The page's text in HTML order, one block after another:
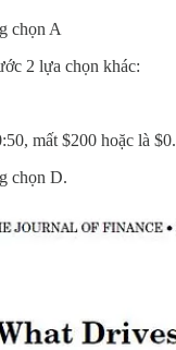
chọn A
2 lựa chọn khác:
mất $200 hoặc là $0.
chọn D.